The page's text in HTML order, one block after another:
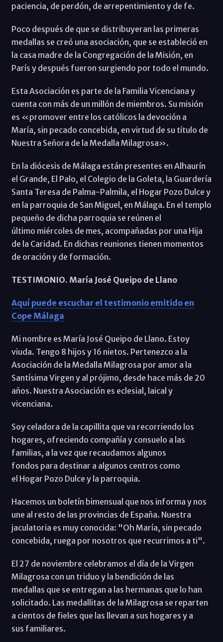
paciencia, de perdón, de arrepentimiento y de fe.
Poco después de que se distribuyeran las primeras
medallas se creó una asociación, que se estableció en
la casa madre de la Congregación de la Misión, en
París y después fueron surgiendo por todo el mundo.
Esta Asociación es parte de la Familia Vicenciana y
cuenta con más de un millón de miembros. Su misión
es «promover entre los católicos la devoción a
María, sin pecado concebida, en virtud de su título de
Nuestra Señora de la Medalla Milagrosa».
En la diócesis de Málaga están presentes en Alhaurín
el Grande, El Palo, el Colegio de la Goleta, la Guardería
Santa Teresa de Palma-Palmila, el Hogar Pozo Dulce y
en la parroquia de San Miguel, en Málaga. En el templo
pequeño de dicha parroquia se reúnen el
último miércoles de mes, acompañadas por una Hija
de la Caridad. En dichas reuniones tienen momentos
de oración y de formación.
TESTIMONIO. María José Queipo de Llano
Aquí puede escuchar el testimonio emitido en
Cope Málaga
Mi nombre es María José Queipo de Llano. Estoy
viuda. Tengo 8 hijos y 16 nietos. Pertenezco a la
Asociación de la Medalla Milagrosa por amor a la
Santísima Virgen y al prójimo, desde hace más de 20
años. Nuestra Asociación es eclesial, laical y
vicenciana.
Soy celadora de la capillita que va recorriendo los
hogares, ofreciendo compañía y consuelo a las
familias, a la vez que recaudamos algunos
fondos para destinar a algunos centros como
el Hogar Pozo Dulce y la parroquia.
Hacemos un boletín bimensual que nos informa y nos
une al resto de las provincias de España. Nuestra
jaculatoria es muy conocida: "Oh María, sin pecado
concebida, ruega por nosotros que recurrimos a ti".
El 27 de noviembre celebramos el día de la Virgen
Milagrosa con un triduo y la bendición de las
medallas que se entregan a las hermanas que lo han
solicitado. Las medallitas de la Milagrosa se reparten
a cientos de fieles que las llevan a sus hogares y a
sus familiares.